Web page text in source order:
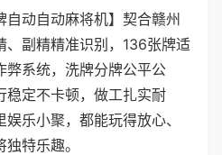
自动自动麻将机】契合赣州
、副精精准识别，136张牌适
弊系统，洗牌分牌公平公
稳定不卡顿，做工扎实耐
乐小聚，都能玩得放心、
特乐趣。